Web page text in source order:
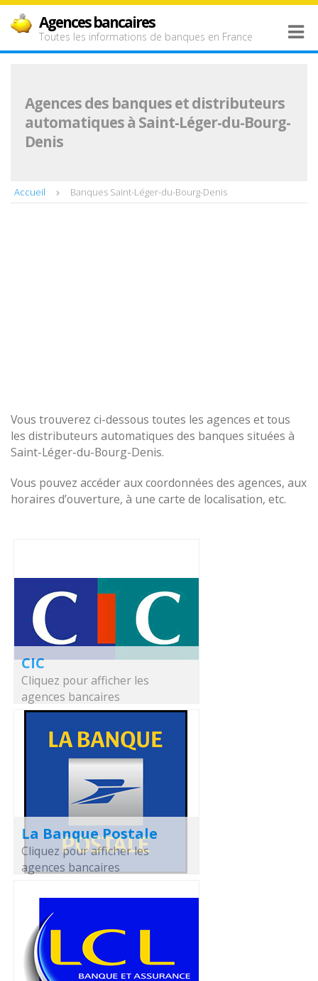
Agences bancaires
Toutes les informations de banques en France
Agences des banques et distributeurs
automatiques à Saint-Léger-du-Bourg-
Denis
Accueil Banques Saint-Léger-du-Bourg-Denis
Vous trouverez ci-dessous toutes les agences et tous
les distributeurs automatiques des banques situées à
Saint-Léger-du-Bourg-Denis.
Vous pouvez accéder aux coordonnées des agences, aux
horaires d’ouverture, à une carte de localisation, etc.
CIC
Cliquez pour afficher les
agences bancaires
La Banque Postale
Cliquez pour afficher les
agences bancaires